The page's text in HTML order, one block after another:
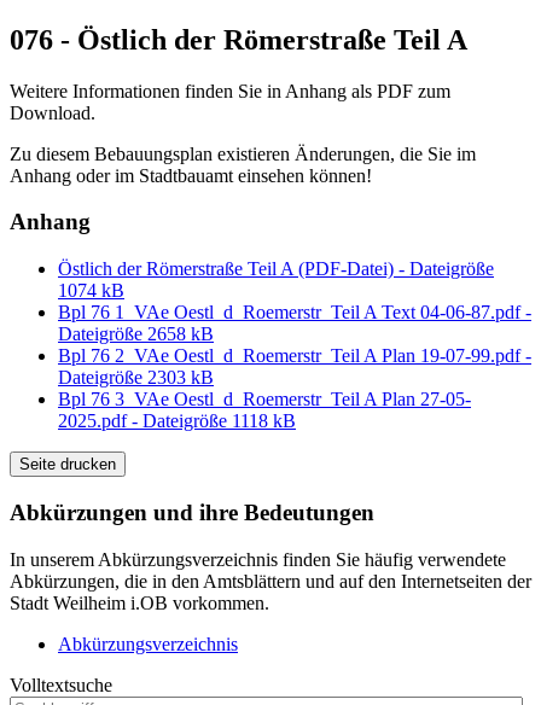
076 - Östlich der Römerstraße Teil A
Weitere Informationen finden Sie in Anhang als PDF zum
Download.
Zu diesem Bebauungsplan existieren Änderungen, die Sie im
Anhang oder im Stadtbauamt einsehen können!
Anhang
Östlich der Römerstraße Teil A (PDF-Datei) - Dateigröße
1074 kB
Bpl 76 1_VAe Oestl_d_Roemerstr_Teil A Text 04-06-87.pdf -
Dateigröße 2658 kB
Bpl 76 2_VAe Oestl_d_Roemerstr_Teil A Plan 19-07-99.pdf -
Dateigröße 2303 kB
Bpl 76 3_VAe Oestl_d_Roemerstr_Teil A Plan 27-05-
2025.pdf - Dateigröße 1118 kB
Seite drucken
Abkürzungen und ihre Bedeutungen
In unserem Abkürzungsverzeichnis finden Sie häufig verwendete
Abkürzungen, die in den Amtsblättern und auf den Internetseiten der
Stadt Weilheim i.OB vorkommen.
Abkürzungsverzeichnis
Volltextsuche